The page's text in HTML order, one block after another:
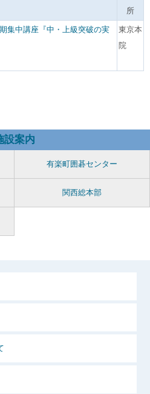
所
集中講座『中・上級突破の実
東京本
院
設案内
有楽町囲碁センター
関西総本部